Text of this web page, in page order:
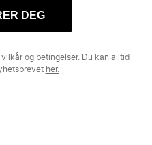
DEG
vilkår og betingelser. Du kan alltid
her.